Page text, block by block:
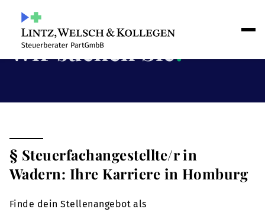
Wir suchen Sie!
§ Steuerfachangestellte/r in
Wadern: Ihre Karriere in Homburg
Finde dein Stellenangebot als